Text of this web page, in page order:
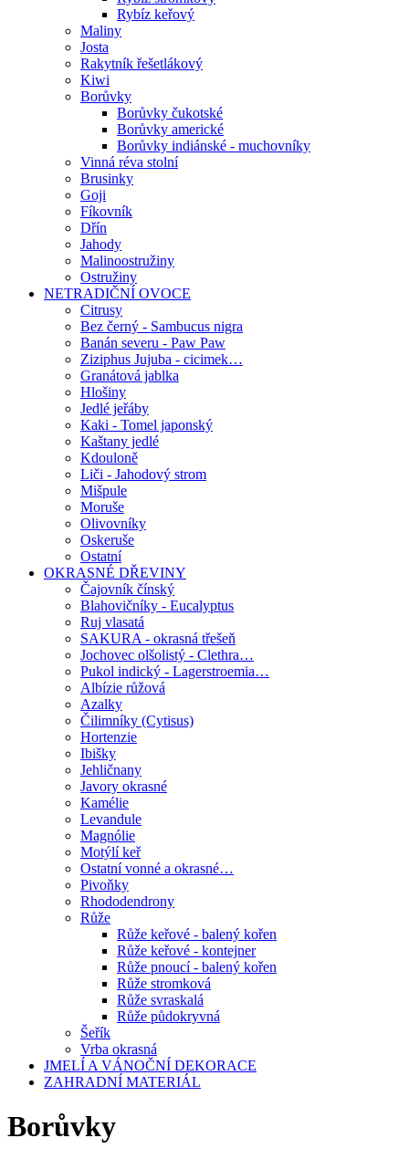
Rybíz keřový
Maliny
Josta
Rakytník řešetlákový
Kiwi
Borůvky
Borůvky čukotské
Borůvky americké
Borůvky indiánské - muchovníky
Vinná réva stolní
Brusinky
Goji
Fíkovník
Dřín
Jahody
Malinoostružiny
Ostružiny
NETRADIČNÍ OVOCE
Citrusy
Bez černý - Sambucus nigra
Banán severu - Paw Paw
Ziziphus Jujuba - cicimek…
Granátová jablka
Hlošiny
Jedlé jeřáby
Kaki - Tomel japonský
Kaštany jedlé
Kdouloně
Liči - Jahodový strom
Mišpule
Moruše
Olivovníky
Oskeruše
Ostatní
OKRASNÉ DŘEVINY
Čajovník čínský
Blahovičníky - Eucalyptus
Ruj vlasatá
SAKURA - okrasná třešeň
Jochovec olšolistý - Clethra…
Pukol indický - Lagerstroemia…
Albízie růžová
Azalky
Čilimníky (Cytisus)
Hortenzie
Ibišky
Jehličnany
Javory okrasné
Kamélie
Levandule
Magnólie
Motýlí keř
Ostatní vonné a okrasné…
Pivoňky
Rhododendrony
Růže
Růže keřové - balený kořen
Růže keřové - kontejner
Růže pnoucí - balený kořen
Růže stromková
Růže svraskalá
Růže půdokryvná
Šeřík
Vrba okrasná
JMELÍ A VÁNOČNÍ DEKORACE
ZAHRADNÍ MATERIÁL
Borůvky